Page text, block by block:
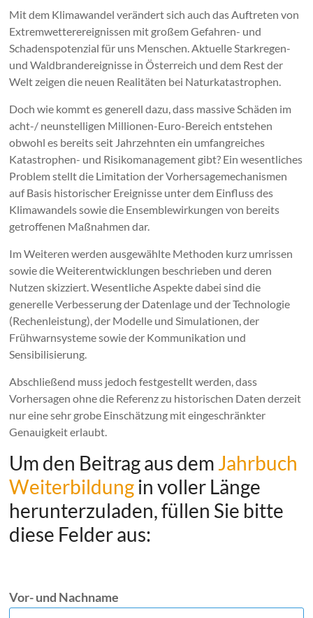
Mit dem Klimawandel verändert sich auch das Auftreten von
Extremwetterereignissen mit großem Gefahren- und
Schadenspotenzial für uns Menschen. Aktuelle Starkregen-
und Waldbrandereignisse in Österreich und dem Rest der
Welt zeigen die neuen Realitäten bei Naturkatastrophen.
Doch wie kommt es generell dazu, dass massive Schäden im
acht-/ neunstelligen Millionen-Euro-Bereich entstehen
obwohl es bereits seit Jahrzehnten ein umfangreiches
Katastrophen- und Risikomanagement gibt? Ein wesentliches
Problem stellt die Limitation der Vorhersagemechanismen
auf Basis historischer Ereignisse unter dem Einfluss des
Klimawandels sowie die Ensemblewirkungen von bereits
getroffenen Maßnahmen dar.
Im Weiteren werden ausgewählte Methoden kurz umrissen
sowie die Weiterentwicklungen beschrieben und deren
Nutzen skizziert. Wesentliche Aspekte dabei sind die
generelle Verbesserung der Datenlage und der Technologie
(Rechenleistung), der Modelle und Simulationen, der
Frühwarnsysteme sowie der Kommunikation und
Sensibilisierung.
Abschließend muss jedoch festgestellt werden, dass
Vorhersagen ohne die Referenz zu historischen Daten derzeit
nur eine sehr grobe Einschätzung mit eingeschränkter
Genauigkeit erlaubt.
Um den Beitrag aus dem Jahrbuch
Weiterbildung in voller Länge
herunterzuladen, füllen Sie bitte
diese Felder aus:
Vor- und Nachname